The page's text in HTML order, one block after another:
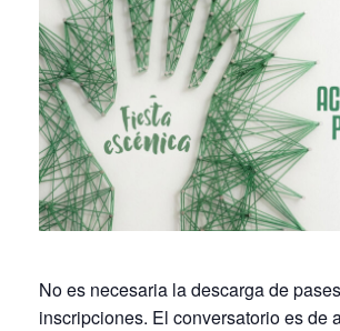
No es necesaria la descarga de
inscripciones. El conversatorio es de